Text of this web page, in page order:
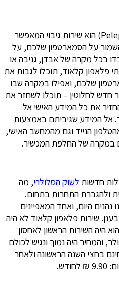
פלאפון קלאוד (Pelephone Cloud) הוא שירות גיבוי המאפשר
על הסמארטפון שלכם, על
בכל מקרה של אבדן, גניבה או
פלאפון קלאוד, תוכלו לגבות את
שלכם, ואפילו במקרה שבו
חדש לחלוטין – תוכלו לשחזר את
את כל המידע האישי אל
אל המידע שגיביתם באמצעות
הנייד וגם מהמחשב האישי,
במקרה של החלפת המכשיר.
חדשות לשוק הסלולרי, מה
ולהגברת התחרות בתחום.
היום, ואחד המאפיינים
שירות פלאפון קלאוד לא היה
היה השירות הראשון לאחסון
והמחיר היה נמוך ונגיש לכולם
בחצי השנה הראשונה ולאחר